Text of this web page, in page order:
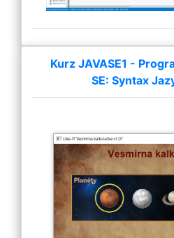
Kurz JAVASE1 -
SE: Syntax